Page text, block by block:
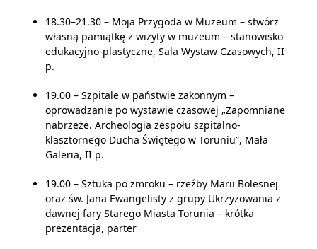
18.30–21.30 – Moja Przygoda w Muzeum – stwórz
własną pamiątkę z wizyty w muzeum – stanowisko
edukacyjno-plastyczne, Sala Wystaw Czasowych, II
p.
19.00 – Szpitale w państwie zakonnym –
oprowadzanie po wystawie czasowej „Zapomniane
nabrzeże. Archeologia zespołu szpitalno-
klasztornego Ducha Świętego w Toruniu”, Mała
Galeria, II p.
19.00 – Sztuka po zmroku – rzeźby Marii Bolesnej
oraz św. Jana Ewangelisty z grupy Ukrzyżowania z
dawnej fary Starego Miasta Torunia – krótka
prezentacja, parter